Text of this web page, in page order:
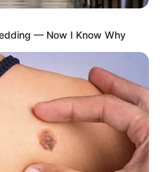
ποσοστό και τίμημα (όπου
πώληση και πότε για
λίστα» με όλα και
(όχι
— Now I Know Why